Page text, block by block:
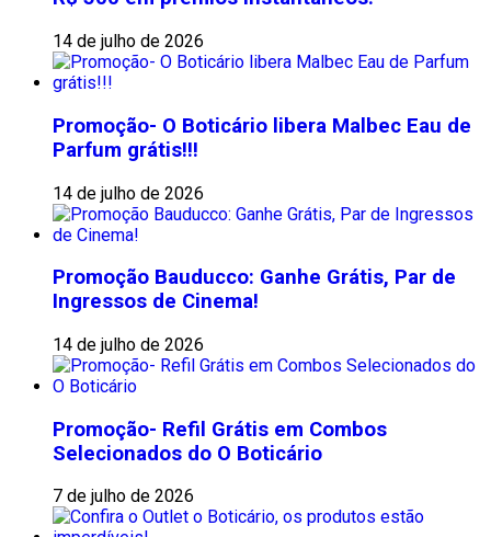
14 de julho de 2026
Promoção- O Boticário libera Malbec Eau de
Parfum grátis!!!
14 de julho de 2026
Promoção Bauducco: Ganhe Grátis, Par de
Ingressos de Cinema!
14 de julho de 2026
Promoção- Refil Grátis em Combos
Selecionados do O Boticário
7 de julho de 2026